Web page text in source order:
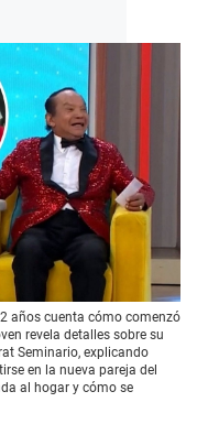
años cuenta cómo comenzó
revela detalles sobre su
Seminario, explicando
en la nueva pareja del
al hogar y cómo se